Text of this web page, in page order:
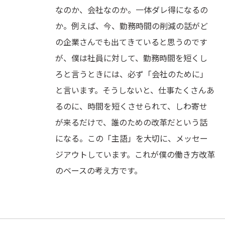
なのか、会社なのか。一体ダレ得になるの
か。例えば、今、勤務時間の削減の話がど
の企業さんでも出てきていると思うのです
が、僕は社員に対して、勤務時間を短くし
ろと言うときには、必ず「会社のために」
と言います。そうしないと、仕事たくさんあ
るのに、時間を短くさせられて、しわ寄せ
が来るだけで、誰のための改革だという話
になる。この「主語」を大切に、メッセー
ジアウトしています。これが僕の働き方改革
のベースの考え方です。